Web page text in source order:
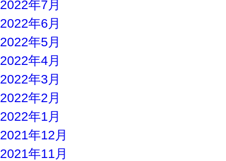
2022年7月
2022年6月
2022年5月
2022年4月
2022年3月
2022年2月
2022年1月
2021年12月
2021年11月